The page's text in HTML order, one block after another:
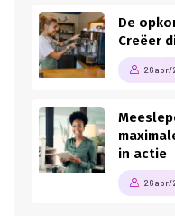
De
Creëer
26 apr/
in actie
26 apr/